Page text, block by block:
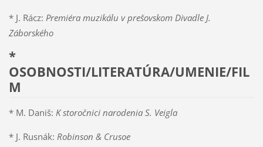
* J. Rácz: Premiéra muzikálu v prešovskom Divadle J.
Záborského
*
OSOBNOSTI/LITERATÚRA/UMENIE/FIL
M
* M. Daniš: K storočnici narodenia S. Veigla
* J. Rusnák: Robinson & Crusoe